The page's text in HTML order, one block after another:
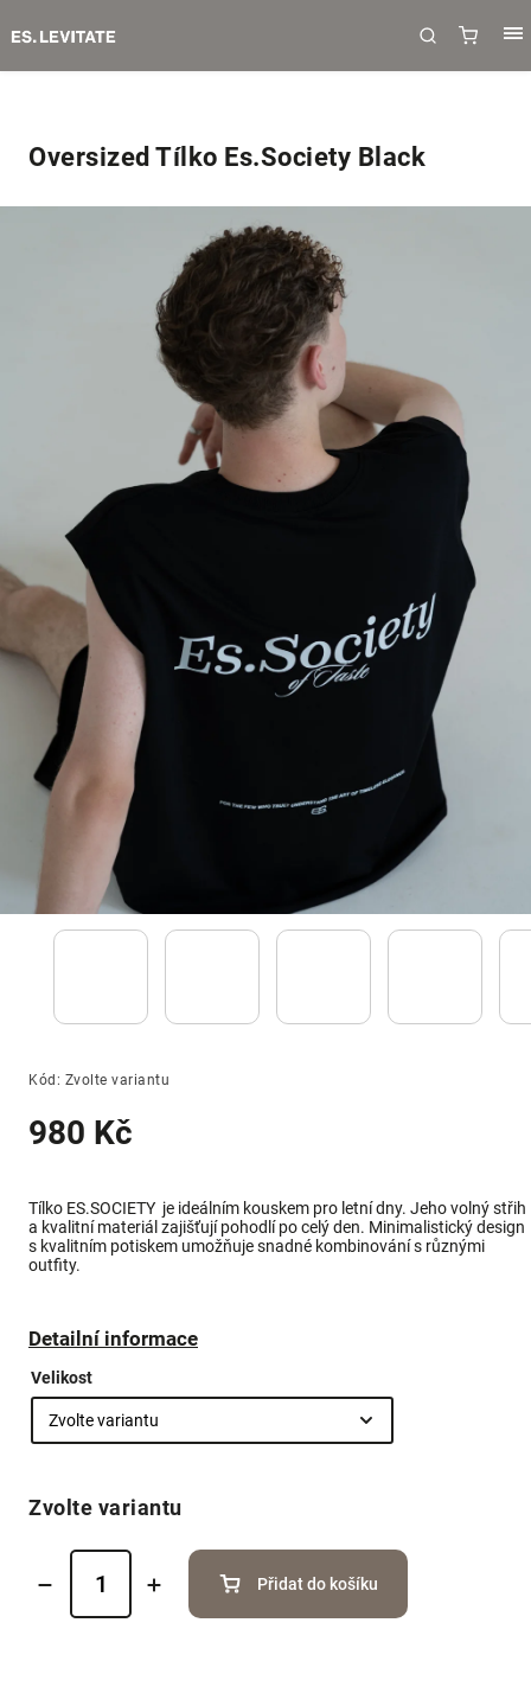
Oversized Tílko Es.Society Black
Kód: Zvolte variantu
980 Kč
Tílko ES.SOCIETY je ideálním kouskem pro letní dny. Jeho volný střih
a kvalitní materiál zajišťují pohodlí po celý den. Minimalistický design
s kvalitním potiskem umožňuje snadné kombinování s různými
outfity.
Detailní informace
Velikost
Zvolte variantu
Přidat do košíku